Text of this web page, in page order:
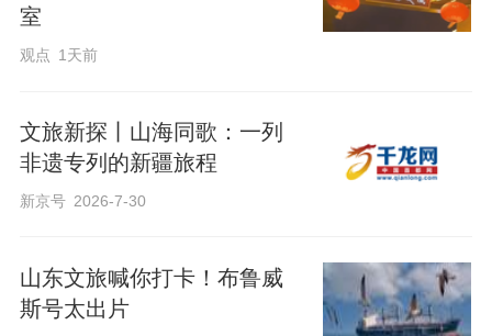
室
观点 1天前
文旅新探丨山海同歌：一列
非遗专列的新疆旅程
新京号 2026-7-30
山东文旅喊你打卡！布鲁威
斯号太出片